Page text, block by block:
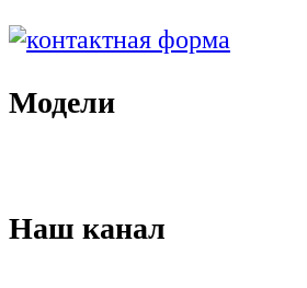
Модели
Наш канал